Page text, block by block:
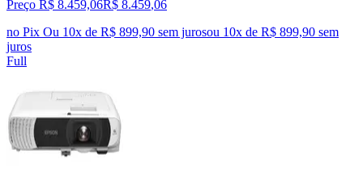
Preço R$ 8.459,06R$ 8.459,06
no Pix Ou 10x de R$ 899,90 sem jurosou 10x de R$ 899,90 sem
juros
Full